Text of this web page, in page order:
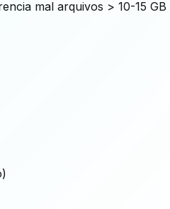
mal arquivos > 10-15 GB